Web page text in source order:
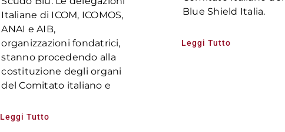
Italiane di ICOM, ICOMOS,
ANAI e AIB,
organizzazioni fondatrici,
stanno procedendo alla
costituzione degli organi
del Comitato italiano e
Leggi Tutto
Blue Shield Italia.
Leggi Tutto